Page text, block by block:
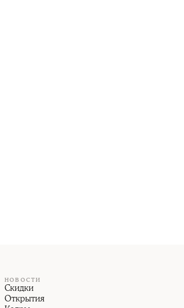
НОВОСТИ
Скидки
Открытия